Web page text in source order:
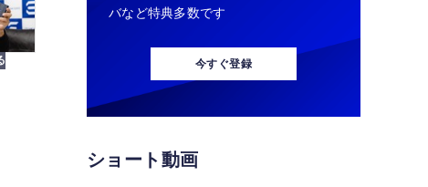
バなど特典多数です
今すぐ登録
ショート動画